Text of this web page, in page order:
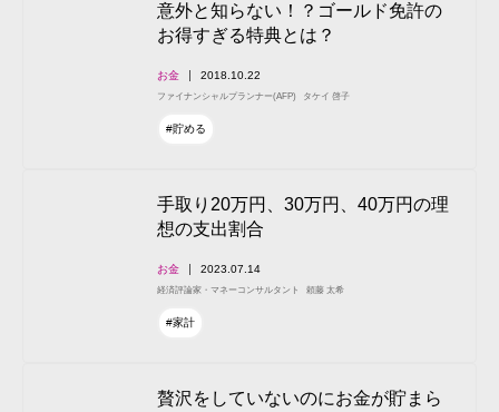
意外と知らない！？ゴールド免許の
お得すぎる特典とは？
お金 2018.10.22
ファイナンシャルプランナー(AFP) タケイ 啓子
#貯める
手取り20万円、30万円、40万円の理
想の支出割合
お金 2023.07.14
経済評論家・マネーコンサルタント 頼藤 太希
#家計
贅沢をしていないのにお金が貯まら